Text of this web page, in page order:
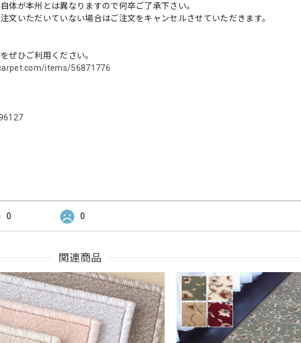
が本州とは異なりますので何卒ご了承下さい。
いただいていない場合はご注文をキャンセルさせていただきます。
ぜひご利用ください。
items/56871776
0 0
関連商品